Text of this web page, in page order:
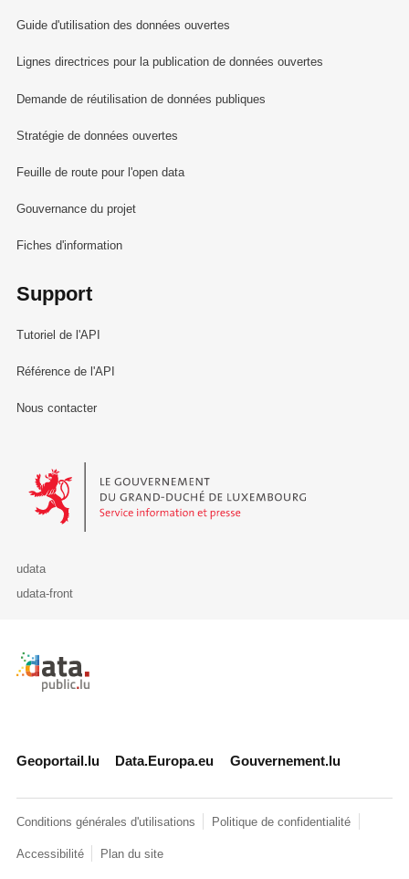
Guide d'utilisation des données ouvertes
Lignes directrices pour la publication de données ouvertes
Demande de réutilisation de données publiques
Stratégie de données ouvertes
Feuille de route pour l'open data
Gouvernance du projet
Fiches d'information
Support
Tutoriel de l'API
Référence de l'API
Nous contacter
Le Gouvernement du Grand-Duché de Luxembourg - Service
udata
udata-front
Retour à l'accueil de data.public.lu
Geoportail.lu Data.Europa.eu Gouvernement.lu
Conditions générales d'utilisations Politique de confidentialité
Accessibilité Plan du site